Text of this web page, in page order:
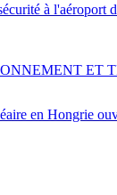
à l'aéroport
en Hongrie
ET